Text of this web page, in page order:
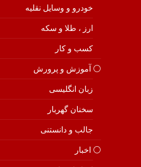
خودرو و وسایل نقلیه
ارز ، طلا و سکه
کسب و کار
⚪️ آموزش و پرورش
زبان انگلیسی
سخنان گهربار
جالب و دانستنی
⚪️ اخبار